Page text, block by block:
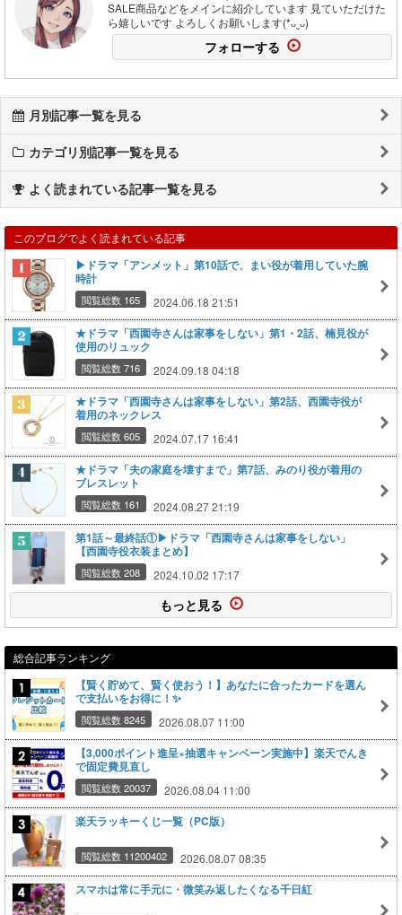
SALE商品などをメインに紹介しています 見ていただけた
ら嬉しいです よろしくお願いします(*ᴗˬᴗ)
フォローする
月別記事一覧を見る
カテゴリ別記事一覧を見る
よく読まれている記事一覧を見る
このブログでよく読まれている記事
▶ドラマ「アンメット」第10話で、​まい役が着用していた腕
時計
閲覧総数 165 2024.06.18 21:51
★ドラマ「西園寺さんは家事をしない」第1・2話、楠見役が
使用のリュック
閲覧総数 716 2024.09.18 04:18
★ドラマ「西園寺さんは家事をしない」第2話、西園寺役が
着用のネックレス
閲覧総数 605 2024.07.17 16:41
★ドラマ「夫の家庭を壊すまで」第7話、みのり役が着用の
ブレスレット
閲覧総数 161 2024.08.27 21:19
第1話～最終話①▶ドラマ「西園寺さんは家事をしない」
【西園寺役衣装まとめ】
閲覧総数 208 2024.10.02 17:17
もっと見る
総合記事ランキング
【賢く貯めて、賢く使おう！】あなたに合ったカードを選ん
で支払いをお得に！✨
閲覧総数 8245 2026.08.07 11:00
【3,000ポイント進呈×抽選キャンペーン実施中】楽天でんき
で固定費見直し
閲覧総数 20037 2026.08.04 11:00
楽天ラッキーくじ一覧（PC版）
閲覧総数 11200402 2026.08.07 08:35
スマホは常に手元に・微笑み返したくなる千日紅